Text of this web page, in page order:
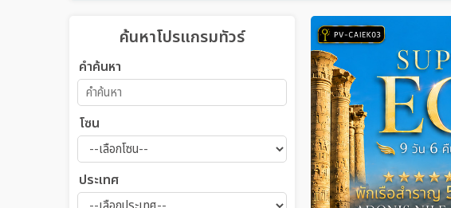
ค้นหาโปรแกรมทัวร์
คำค้นหา
โซน
ประเทศ